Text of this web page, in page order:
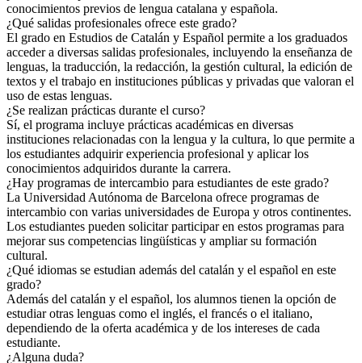
conocimientos previos de lengua catalana y española.
¿Qué salidas profesionales ofrece este grado?
El grado en Estudios de Catalán y Español permite a los graduados
acceder a diversas salidas profesionales, incluyendo la enseñanza de
lenguas, la traducción, la redacción, la gestión cultural, la edición de
textos y el trabajo en instituciones públicas y privadas que valoran el
uso de estas lenguas.
¿Se realizan prácticas durante el curso?
Sí, el programa incluye prácticas académicas en diversas
instituciones relacionadas con la lengua y la cultura, lo que permite a
los estudiantes adquirir experiencia profesional y aplicar los
conocimientos adquiridos durante la carrera.
¿Hay programas de intercambio para estudiantes de este grado?
La Universidad Autónoma de Barcelona ofrece programas de
intercambio con varias universidades de Europa y otros continentes.
Los estudiantes pueden solicitar participar en estos programas para
mejorar sus competencias lingüísticas y ampliar su formación
cultural.
¿Qué idiomas se estudian además del catalán y el español en este
grado?
Además del catalán y el español, los alumnos tienen la opción de
estudiar otras lenguas como el inglés, el francés o el italiano,
dependiendo de la oferta académica y de los intereses de cada
estudiante.
¿Alguna duda?